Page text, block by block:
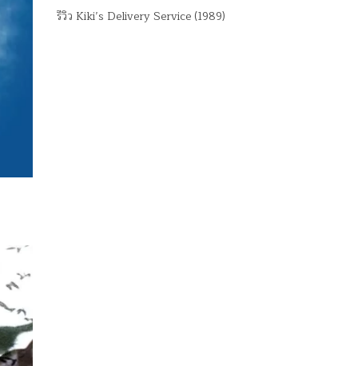
รีวิว Kiki’s Delivery Service (1989)